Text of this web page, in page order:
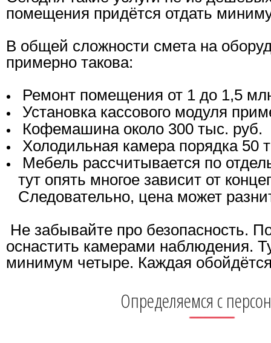
помещения придётся отдать
В общей сложности смета на
примерно такова:
Ремонт помещения от 1 до 1,5
Установка кассового модуля
Кофемашина около 300 тыс. руб.
Холодильная камера порядка 50
Мебель рассчитывается по
тут опять многое зависит от
Следовательно, цена может
Не забывайте про безопасность.
оснастить камерами наблюдения.
минимум четыре. Каждая
Определяемся с